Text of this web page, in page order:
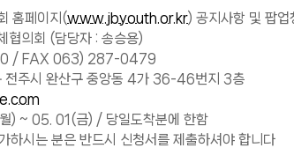
홈페이지(www.jbyouth.or.kr) 공지사항 및 팝업
협의회 (담당자 : 송승용)
/ FAX 063) 287-0479
주시 완산구 중앙동 4가 36-46번지 3층
~ 05. 01(금) / 당일도착분에 한함
시는 분은 반드시 신청서를 제출하셔야 합니다